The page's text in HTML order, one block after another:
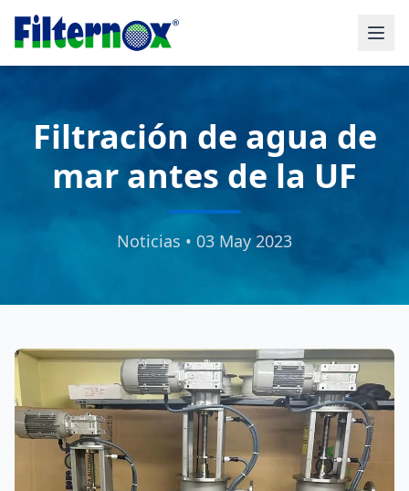
Filtración de agua de
mar antes de la UF
Noticias • 03 May 2023